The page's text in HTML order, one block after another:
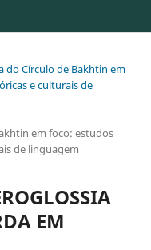
do Círculo de Bakhtin em
e culturais de
em foco: estudos
de linguagem
EM